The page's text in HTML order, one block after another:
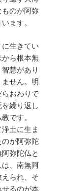
のが阿弥
ます。
生きてい
から根本無
慧があり
せん。明
らおわりで
繰り返し
です。
土に生ま
が阿弥陀
弥陀仏と
、南無阿
られ、そ
るのが本